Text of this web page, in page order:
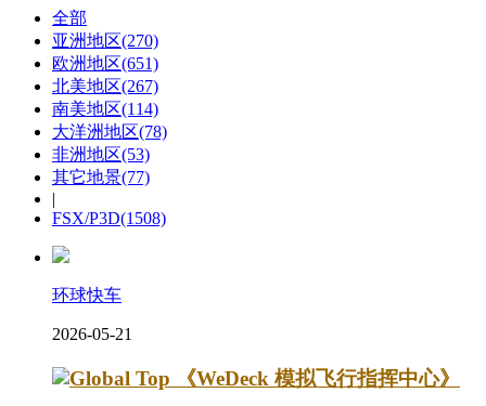
全部
亚洲地区(270)
欧洲地区(651)
北美地区(267)
南美地区(114)
大洋洲地区(78)
非洲地区(53)
其它地景(77)
|
FSX/P3D(1508)
环球快车
2026-05-21
《WeDeck 模拟飞行指挥中心》